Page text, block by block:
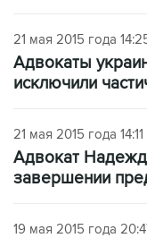
21 мая 2015 года
Адвокаты
исключили
21 мая 2015 года 14:11
Адвокат
завершении
19 мая 2015 года